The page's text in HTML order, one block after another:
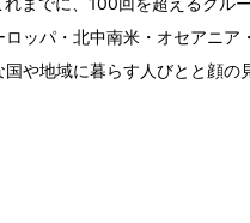
ッパ・北中南米・オセアニ
や地域に暮らす人びとと顔の